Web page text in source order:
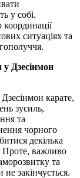
у собі.
ситуаціях та
Дзесінмон
карате,
зусиль,
та
чорного
декілька
Проте, важливо
та
закінчується.